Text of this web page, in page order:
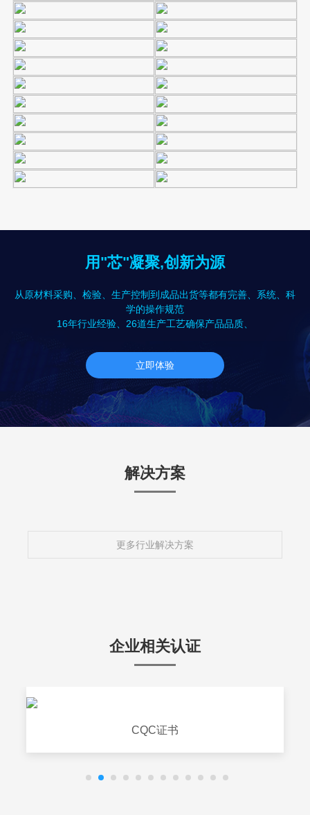
用"芯"凝聚,创新为源
从原材料采购、检验、生产控制到成品出货等都有完善、系统、科
学的操作规范
16年行业经验、26道生产工艺确保产品品质、
立即体验
解决方案
更多行业解决方案
企业相关认证
CQC证书